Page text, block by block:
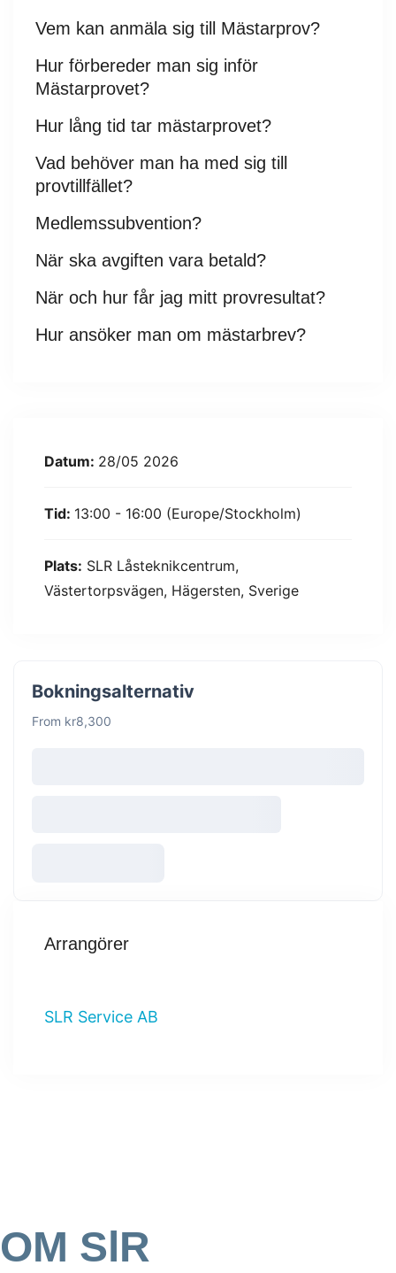
Vem kan anmäla sig till Mästarprov?
Hur förbereder man sig inför
Mästarprovet?
Hur lång tid tar mästarprovet?
Vad behöver man ha med sig till
provtillfället?
Medlemssubvention?
När ska avgiften vara betald?
När och hur får jag mitt provresultat?
Hur ansöker man om mästarbrev?
Datum: 28/05 2026
Tid: 13:00 - 16:00 (Europe/Stockholm)
Plats: SLR Låsteknikcentrum,
Västertorpsvägen, Hägersten, Sverige
Bokningsalternativ
From kr8,300
Arrangörer
SLR Service AB
OM SlR